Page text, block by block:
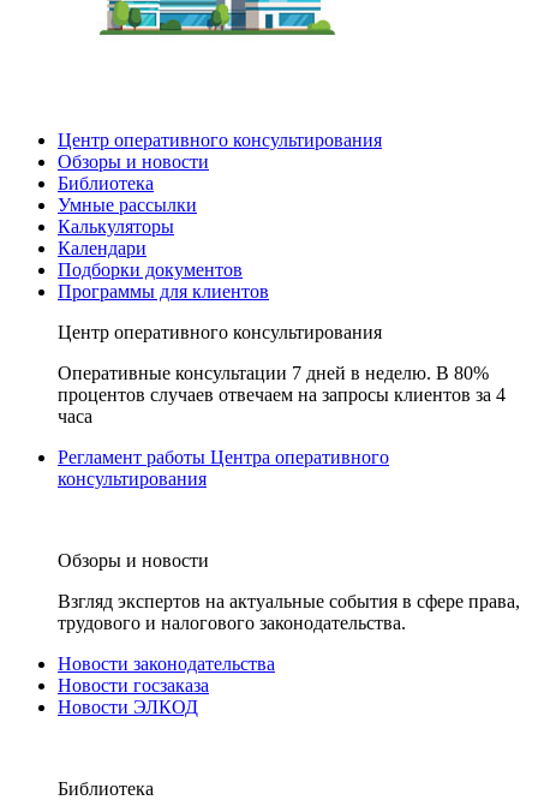
Центр оперативного консультирования
Обзоры и новости
Библиотека
Умные рассылки
Калькуляторы
Календари
Подборки документов
Программы для клиентов
Центр оперативного консультирования
Оперативные консультации 7 дней в неделю. В 80%
процентов случаев отвечаем на запросы клиентов за 4
часа
Регламент работы Центра оперативного
консультирования
Обзоры и новости
Взгляд экспертов на актуальные события в сфере права,
трудового и налогового законодательства.
Новости законодательства
Новости госзаказа
Новости ЭЛКОД
Библиотека